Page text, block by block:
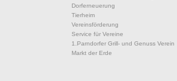
Dorferneuerung
Tierheim
Vereinsförderung
Service für Vereine
1.Parndorfer Grill- und Genuss Verein
Markt der Erde